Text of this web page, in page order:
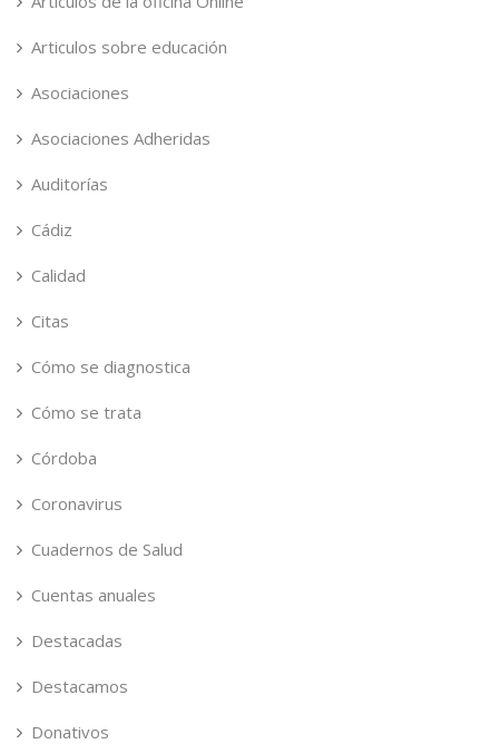
Articulos sobre educación
Asociaciones
Asociaciones Adheridas
Auditorías
Cádiz
Calidad
Citas
Cómo se diagnostica
Cómo se trata
Córdoba
Coronavirus
Cuadernos de Salud
Cuentas anuales
Destacadas
Destacamos
Donativos